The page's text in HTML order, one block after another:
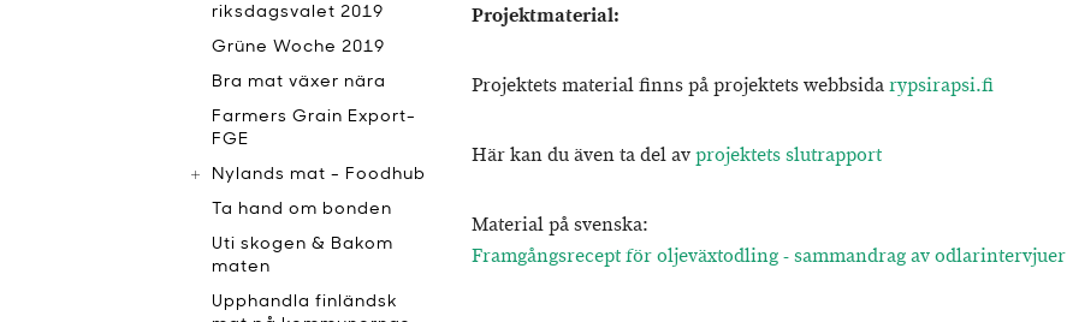
Projektmaterial:
Projektets material finns på projektets webbsidarypsirapsi.fi
Här kan du även ta del avprojektets slutrapport
Material på svenska:
Framgångsrecept för oljeväxtodling - sammandrag av odlarintervjuer
riksdagsvalet 2019
Grüne Woche 2019
Bra mat växer nära
Farmers Grain Export-
FGE
Nylands mat - Foodhub
Ta hand om bonden
Uti skogen & Bakom
maten
Upphandla finländsk